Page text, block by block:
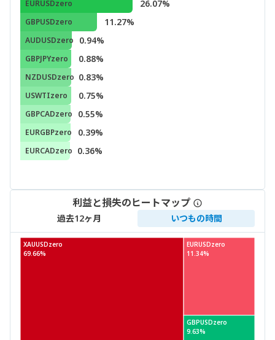
EURUSDzero 26.07%
GBPUSDzero 11.27%
AUDUSDzero 0.94%
GBPJPYzero 0.88%
NZDUSDzero 0.83%
USWTIzero 0.75%
GBPCADzero 0.55%
EURGBPzero 0.39%
EURCADzero 0.36%
利益と損失のヒートマップ
過去12ヶ月 いつもの時間
XAUUSDzero EURUSDzero
GBPUSDzero
69.66% 11.34%
9.63%